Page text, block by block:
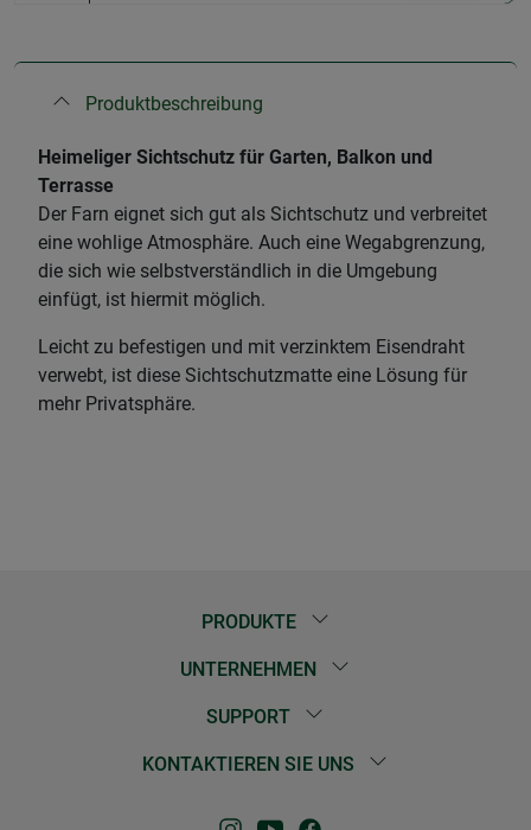
Produktbeschreibung
Heimeliger Sichtschutz für Garten, Balkon und
Terrasse
Der Farn eignet sich gut als Sichtschutz und verbreitet
eine wohlige Atmosphäre. Auch eine Wegabgrenzung,
die sich wie selbstverständlich in die Umgebung
einfügt, ist hiermit möglich.
Leicht zu befestigen und mit verzinktem Eisendraht
verwebt, ist diese Sichtschutzmatte eine Lösung für
mehr Privatsphäre.
PRODUKTE
UNTERNEHMEN
SUPPORT
KONTAKTIEREN SIE UNS